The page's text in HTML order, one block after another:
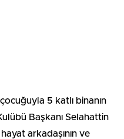
5 katlı binanın
Başkanı Selahattin
arkadaşının ve